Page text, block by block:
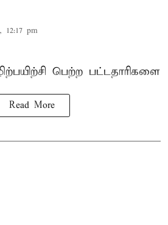
12:17 pm
பெற்ற பட்டதாரிகளை
Read More